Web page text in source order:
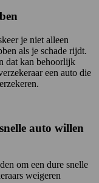
je niet alleen
als je schade rijdt.
dat kan behoorlijk
een auto die
auto willen
om een dure snelle
weigeren